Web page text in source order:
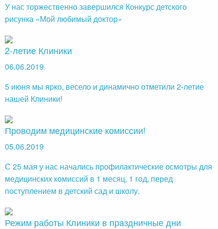
У нас торжественно завершился Конкурс детского
рисунка «Мой любимый доктор»
2-летие Клиники
06.06.2019
5 июня мы ярко, весело и динамично отметили 2-летие
нашей Клиники!
Проводим медицинские комиссии!
05.06.2019
С 25 мая у нас начались профилактические осмотры для
медицинских комиссий в 1 месяц, 1 год, перед
поступлением в детский сад и школу.
Режим работы Клиники в праздничные дни